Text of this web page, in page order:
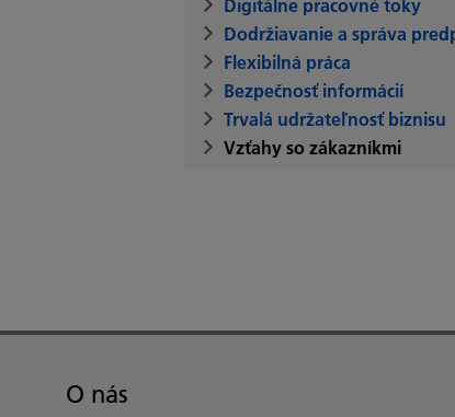
Digitálne pracovné toky
Dodržiavanie a správa
Flexibilná práca
Bezpečnosť informácií
Trvalá udržateľnosť biznisu
Vzťahy so zákazníkmi
O nás